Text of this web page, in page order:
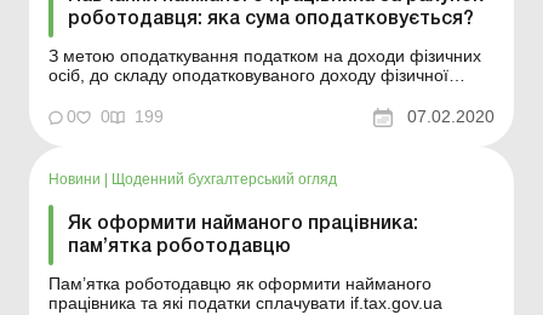
роботодавця: яка сума оподатковується?
З метою оподаткування податком на доходи фізичних
осіб, до складу оподатковуваного доходу фізичної
освіти: перерахована будь-якою юридичною або
ос...
0 0 199 07.02.2020
Новини Щоденний бухгалтерський огляд
Як оформити найманого працівника:
пам’ятка роботодавцю
Пам’ятка роботодавцю як оформити найманого
працівника та які податки сплачувати if.tax.gov.ua